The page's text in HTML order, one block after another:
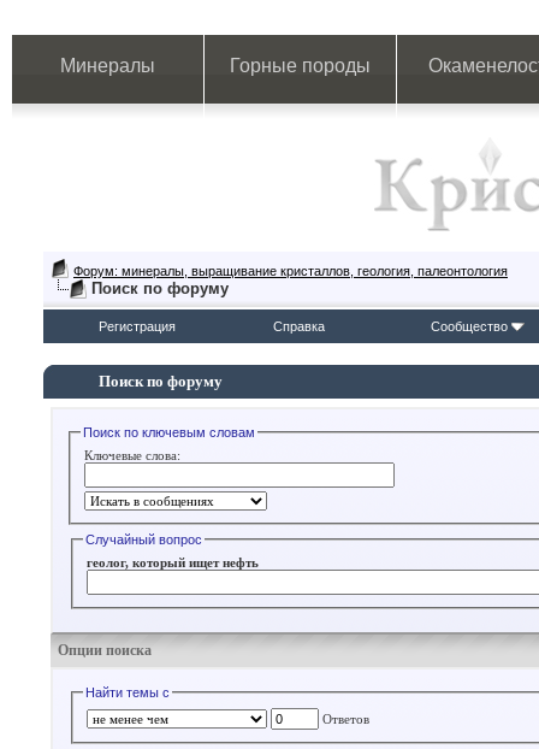
Минералы Горные породы
Форум: минералы, выращивание кристаллов, геология, палеонтология
Поиск по форуму
Регистрация Справка Сообщество
Поиск по форуму
Поиск по ключевым словам
Ключевые слова:
Случайный вопрос
геолог, который ищет нефть
Опции поиска
Найти темы с
Ответов